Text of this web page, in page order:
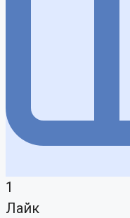
1
Лайк